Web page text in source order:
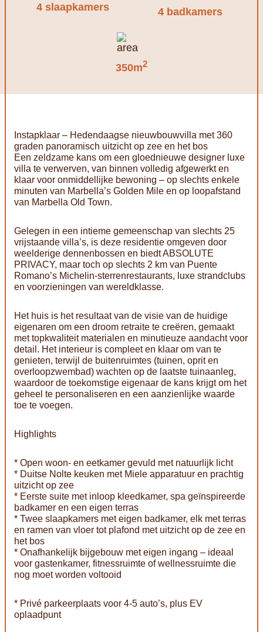
4 slaapkamers 4 badkamers
350m2
Instapklaar – Hedendaagse nieuwbouwvilla met 360
graden panoramisch uitzicht op zee en het bos
Een zeldzame kans om een gloednieuwe designer luxe
villa te verwerven, van binnen volledig afgewerkt en
klaar voor onmiddellijke bewoning – op slechts enkele
minuten van Marbella’s Golden Mile en op loopafstand
van Marbella Old Town.
Gelegen in een intieme gemeenschap van slechts 25
vrijstaande villa’s, is deze residentie omgeven door
weelderige dennenbossen en biedt ABSOLUTE
PRIVACY, maar toch op slechts 2 km van Puente
Romano’s Michelin-sterrenrestaurants, luxe strandclubs
en voorzieningen van wereldklasse.
Het huis is het resultaat van de visie van de huidige
eigenaren om een droom retraite te creëren, gemaakt
met topkwaliteit materialen en minutieuze aandacht voor
detail. Het interieur is compleet en klaar om van te
genieten, terwijl de buitenruimtes (tuinen, oprit en
overloopzwembad) wachten op de laatste tuinaanleg,
waardoor de toekomstige eigenaar de kans krijgt om het
geheel te personaliseren en een aanzienlijke waarde
toe te voegen.
Highlights
* Open woon- en eetkamer gevuld met natuurlijk licht
* Duitse Nolte keuken met Miele apparatuur en prachtig
uitzicht op zee
* Eerste suite met inloop kleedkamer, spa geïnspireerde
badkamer en een eigen terras
* Twee slaapkamers met eigen badkamer, elk met terras
en ramen van vloer tot plafond met uitzicht op de zee en
het bos
* Onafhankelijk bijgebouw met eigen ingang – ideaal
voor gastenkamer, fitnessruimte of wellnessruimte die
nog moet worden voltooid
* Privé parkeerplaats voor 4-5 auto’s, plus EV
oplaadpunt